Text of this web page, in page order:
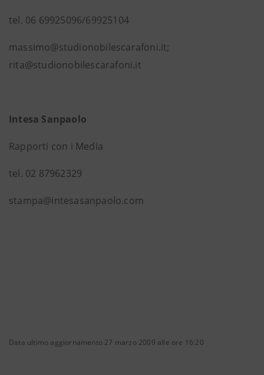
tel. 06 69925096/69925104
massimo@studionobilescarafoni.it;
rita@studionobilescarafoni.it
Intesa Sanpaolo
Rapporti con i Media
tel. 02 87962329
stampa@intesasanpaolo.com
Data ultimo aggiornamento 27 marzo 2009 alle ore 16:20